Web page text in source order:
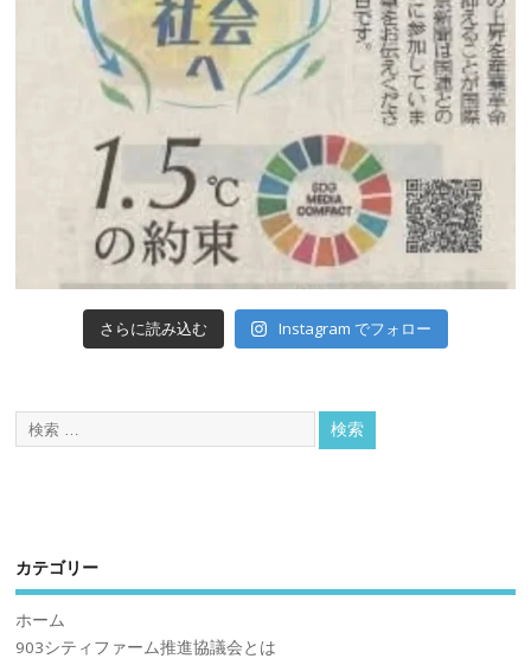
さらに読み込む Instagram でフォロー
カテゴリー
ホーム
903シティファーム推進協議会とは